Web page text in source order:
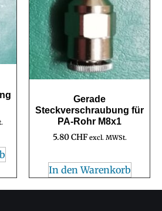
Gerade
Steckverschraubung für
PA-Rohr M8x1
5.80CHF excl. MWSt.
In den Warenkorb